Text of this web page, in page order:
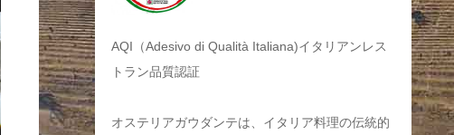
AQI（Adesivo di Qualità Italiana)イタリアンレス
トラン品質認証
オステリアガウダンテは、イタリア料理の伝統的